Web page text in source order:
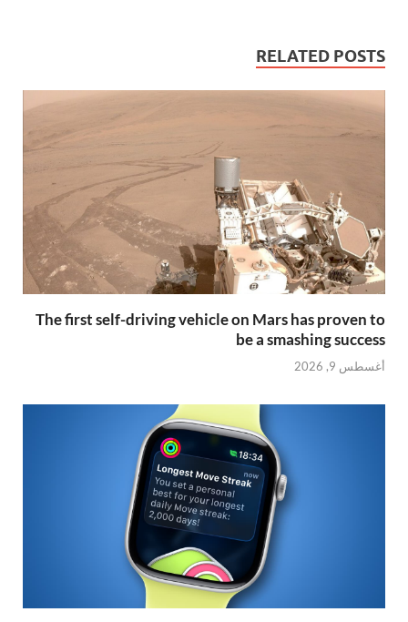
RELATED POSTS
The first self-driving vehicle on Mars has proven to
be a smashing success
أغسطس 9, 2026